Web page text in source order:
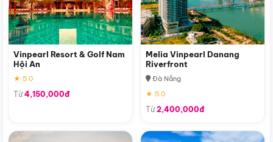
Vinpearl Resort & Golf Nam
Hội An
★ 5.0
Từ4,150,000đ
Melia Vinpearl Danang
Riverfront
Đà Nẵng
★ 5.0
Từ2,400,000đ